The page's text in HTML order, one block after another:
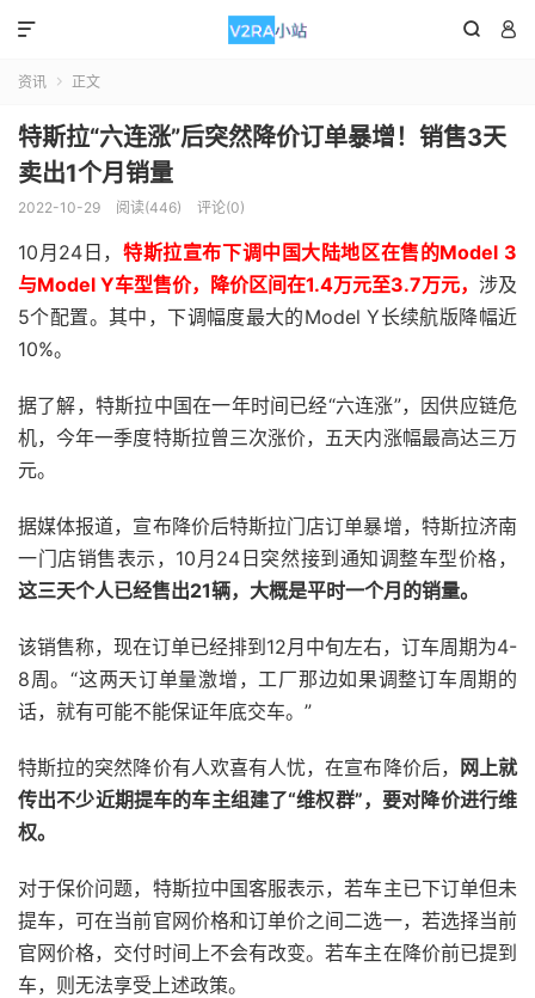
 

资讯  正文
特斯拉“六连涨”后突然降价订单暴增！销售3天
卖出1个月销量
2022-10-29 阅读(446) 评论(0)
10月24日， 特斯拉宣布下调中国大陆地区在售的Model 3
与Model Y车型售价，降价区间在1.4万元至3.7万元， 涉及
5个配置。其中，下调幅度最大的Model Y长续航版降幅近
10%。
据了解，特斯拉中国在一年时间已经“六连涨”，因供应链危
机，今年一季度特斯拉曾三次涨价，五天内涨幅最高达三万
元。
据媒体报道，宣布降价后特斯拉门店订单暴增，特斯拉济南
一门店销售表示，10月24日突然接到通知调整车型价格，
这三天个人已经售出21辆，大概是平时一个月的销量。
该销售称，现在订单已经排到12月中旬左右，订车周期为4-
8周。“这两天订单量激增，工厂那边如果调整订车周期的
话，就有可能不能保证年底交车。”
特斯拉的突然降价有人欢喜有人忧，在宣布降价后，
网上就
传出不少近期提车的车主组建了“维权群”，要对降价进行维
权。
对于保价问题，特斯拉中国客服表示，若车主已下订单但未
提车，可在当前官网价格和订单价之间二选一，若选择当前
官网价格，交付时间上不会有改变。若车主在降价前已提到
车，则无法享受上述政策。